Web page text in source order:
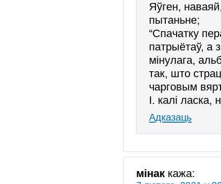
Яўген,
пытаньне;
“Спачатку
патрыётаў, а
мінулага,
так, што
чарговым
І. калі
Адказаць
мінак кажа: